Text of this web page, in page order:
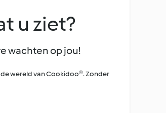
u ziet?
wachten op jou!
wereld van Cookidoo®. Zonder